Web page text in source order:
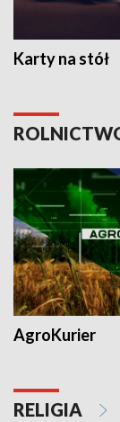
Karty na stół
AgroKurier
RELIGIA